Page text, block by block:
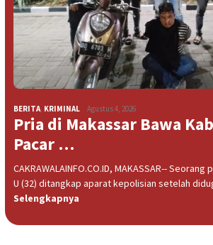
BERITA KRIMINAL Agustus 4, 2026
Pria di Makassar Bawa
Pacar …
CAKRAWALAINFO.CO.ID, MAKASSAR--
U (32) ditangkap aparat kepolisian setelah
Selengkapnya